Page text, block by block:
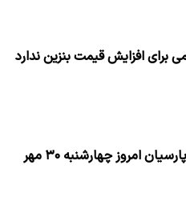
برای افزایش قیمت بنزین ندارد
قیمت سکه پارسیان امروز چهارشنبه ۳۰ مهر